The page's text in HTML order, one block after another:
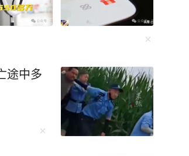
途中多